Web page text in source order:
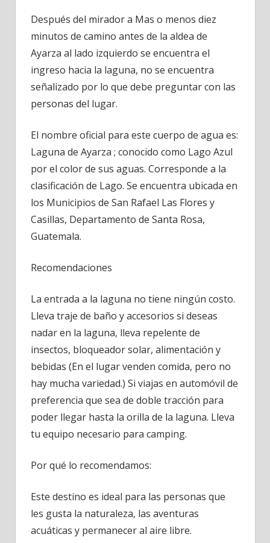
Después del mirador a Mas o menos diez
minutos de camino antes de la aldea de
Ayarza al lado izquierdo se encuentra el
ingreso hacia la laguna, no se encuentra
señalizado por lo que debe preguntar con las
personas del lugar.
El nombre oficial para este cuerpo de agua es:
Laguna de Ayarza ; conocido como Lago Azul
por el color de sus aguas. Corresponde a la
clasificación de Lago. Se encuentra ubicada en
los Municipios de San Rafael Las Flores y
Casillas, Departamento de Santa Rosa,
Guatemala.
Recomendaciones
La entrada a la laguna no tiene ningún costo.
Lleva traje de baño y accesorios si deseas
nadar en la laguna, lleva repelente de
insectos, bloqueador solar, alimentación y
bebidas (En el lugar venden comida, pero no
hay mucha variedad.) Si viajas en automóvil de
preferencia que sea de doble tracción para
poder llegar hasta la orilla de la laguna. Lleva
tu equipo necesario para camping.
Por qué lo recomendamos:
Este destino es ideal para las personas que
les gusta la naturaleza, las aventuras
acuáticas y permanecer al aire libre.